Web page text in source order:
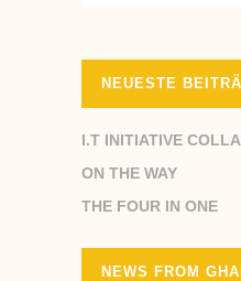
NEUESTE
I.T INITIATIVE
ON THE WAY
THE FOUR IN ONE
NEWS FROM